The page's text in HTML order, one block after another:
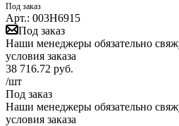
Под заказ
Арт.: 003H6915
Под заказ
Наши менеджеры обязательно
условия заказа
38 716.72 руб.
/шт
Под заказ
Наши менеджеры обязательно
условия заказа